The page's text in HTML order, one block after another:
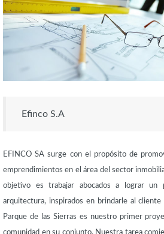
Efinco S.A
EFINCO SA surge con el propósito de
emprendimientos en el área del sector
objetivo es trabajar abocados a lograr un
arquitectura, inspirados en brindarle al
Parque de las Sierras es nuestro primer
comunidad en su conjunto. Nuestra tarea